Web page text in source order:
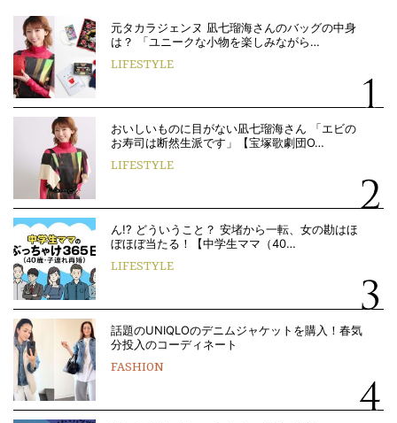
元タカラジェンヌ 凪七瑠海さんのバッグの中身
は？ 「ユニークな小物を楽しみながら…
LIFESTYLE
おいしいものに目がない凪七瑠海さん 「エビの
お寿司は断然生派です」【宝塚歌劇団O…
LIFESTYLE
ん!? どういうこと？ 安堵から一転、女の勘はほ
ぼほぼ当たる！【中学生ママ（40…
LIFESTYLE
話題のUNIQLOのデニムジャケットを購入！春気
分投入のコーディネート
FASHION